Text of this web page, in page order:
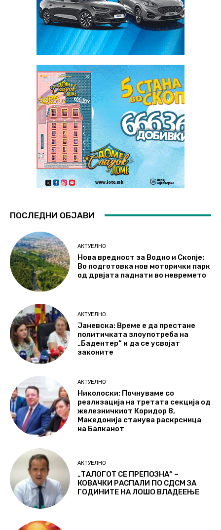
ПОСЛЕДНИ ОБЈАВИ
АКТУЕЛНО
Нова вредност за Водно и Скопје:
Во подготовка нов моторички парк
од дрвјата паднати во невремето
АКТУЕЛНО
Јаневска: Време е да престане
политичката злоупотреба на
„Бадентер“ и да се усвојат
законите
АКТУЕЛНО
Николоски: Почнуваме со
реализација на третата секција од
железничкиот Коридор 8,
Македонија станува раскрсница
на Балканот
АКТУЕЛНО
„ТАЛОГОТ СЕ ПРЕПОЗНА“ –
КОВАЧКИ РАСПАЛИ ПО СДСМ ЗА
ГОДИНИТЕ НА ЛОШО ВЛАДЕЕЊЕ